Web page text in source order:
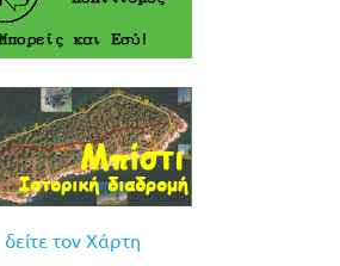
δείτε τον Χάρτη